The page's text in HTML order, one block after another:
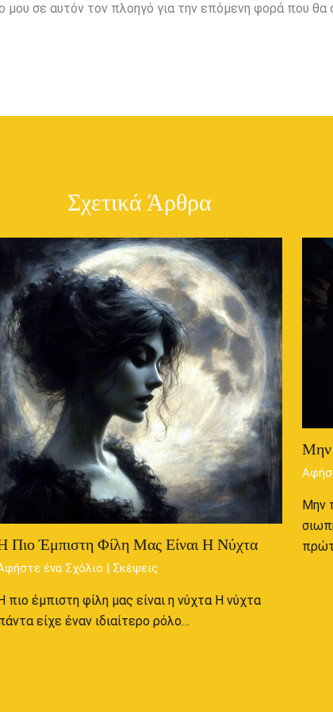
σε αυτόν τον πλοηγό για την επόμενη φορά που θα
Σχετικά Άρθρα
Πιο Έμπιστη Φίλη Μας Είναι Η Νύχτα
ένα Σχόλιο | Σκέψεις
πιο έμπιστη φίλη μας είναι η νύχτα Η νύχτα
είχε έναν ιδιαίτερο ρόλο…
Μην
Μην